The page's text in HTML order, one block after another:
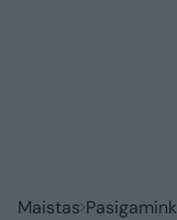
Maistas Pasigamink